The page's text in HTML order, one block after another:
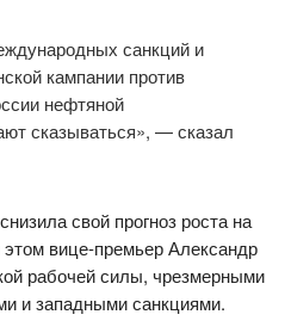
санкций и
кампании против
нефтяной
сказываться», — сказал
свой прогноз роста на
этом вице-премьер Александр
рабочей силы, чрезмерными
и западными санкциями.